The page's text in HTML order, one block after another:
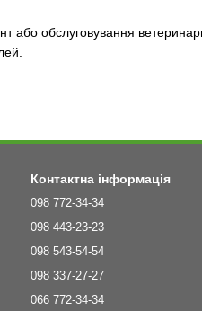
або обслуговування
Контактна інформація
098 772-34-34
098 443-23-23
098 543-54-54
098 337-27-27
066 772-34-34